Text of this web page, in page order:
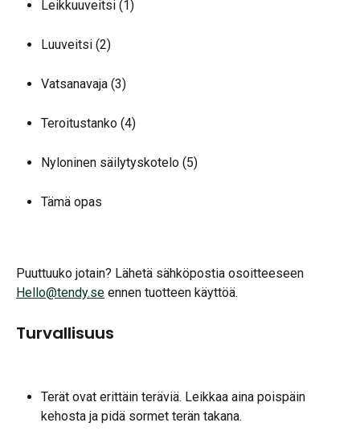
Leikkuuveitsi (1)
Luuveitsi (2)
Vatsanavaja (3)
Teroitustanko (4)
Nyloninen säilytyskotelo (5)
Tämä opas
Puuttuuko jotain? Lähetä sähköpostia osoitteeseen
Hello@tendy.se ennen tuotteen käyttöä.
Turvallisuus
Terät ovat erittäin teräviä. Leikkaa aina poispäin
kehosta ja pidä sormet terän takana.